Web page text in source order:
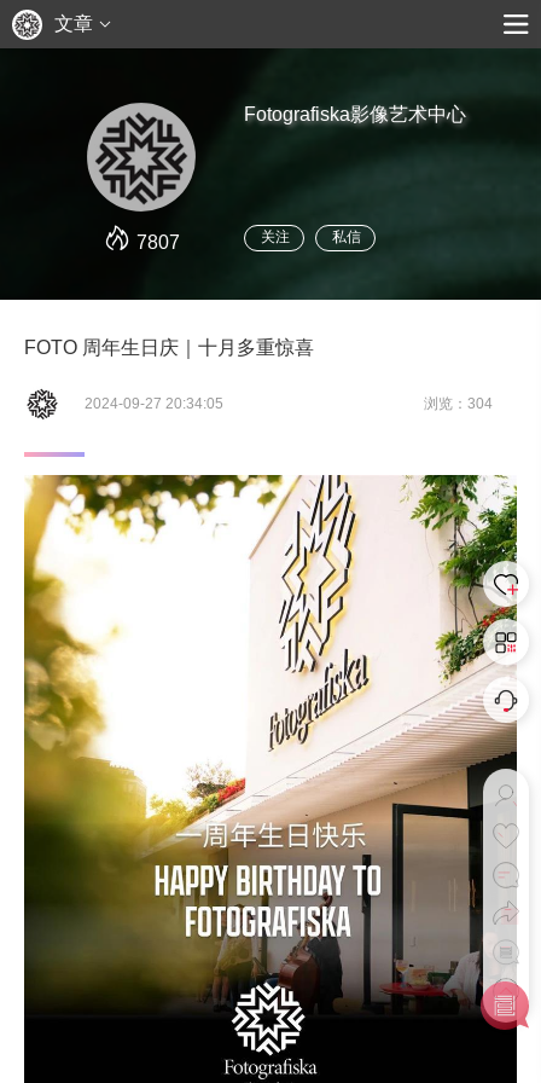
文章
7807
Fotografiska影像艺术中心
关注 私信
FOTO 周年生日庆｜十月多重惊喜
2024-09-27 20:34:05 浏览：304